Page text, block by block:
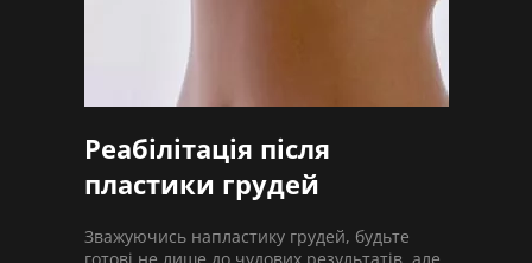
Реабілітація після
пластики грудей
Зважуючись напластику грудей, будьте